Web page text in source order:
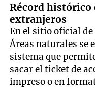
Récord histórico
extranjeros
En el sitio oficial
Áreas naturales se
sistema que
sacar el ticket de
impreso o en